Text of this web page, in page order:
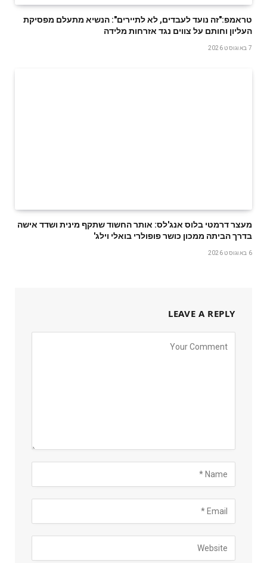
טראמפ:"זה נועד לעבדים, לא לתיירים": הנשיא מתעלם מפסיקת
העליון וחותם על צווים נגד אזרחות מלידה
7 באוגוסט 2026
מעצר דרמטי בלוס אנג'לס: אותר החשוד שתקף מינית ושדד אישה
בדרך הביתה ממכון כושר פופולרי בואלי וילג'
6 באוגוסט 2026
LEAVE A REPLY